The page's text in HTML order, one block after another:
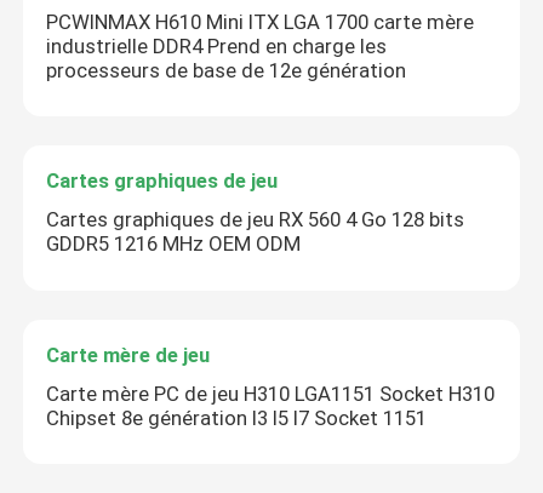
Carte graphique multi-affichage
RAM Memory de bureau
PCWINMAX H610 Mini ITX LGA 1700 carte mère
industrielle DDR4 Prend en charge les
processeurs de base de 12e génération
Cartes graphiques de jeu
Cartes graphiques de jeu RX 560 4 Go 128 bits
GDDR5 1216 MHz OEM ODM
Carte mère de jeu
Carte mère PC de jeu H310 LGA1151 Socket H310
Chipset 8e génération I3 I5 I7 Socket 1151